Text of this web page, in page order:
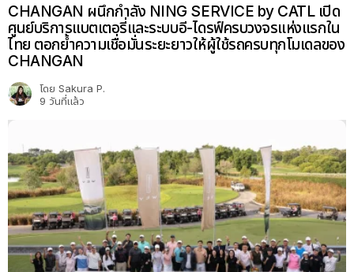
CHANGAN ผนึกกำลัง NING SERVICE by CATL เปิด
ศูนย์บริการแบตเตอรี่และระบบอี-ไดรฟ์ครบวงจรแห่งแรกใน
ไทย ตอกย้ำความเชื่อมั่นระยะยาวให้ผู้ใช้รถครบทุกโมเดลของ
CHANGAN
โดย Sakura P.
9 วันที่แล้ว